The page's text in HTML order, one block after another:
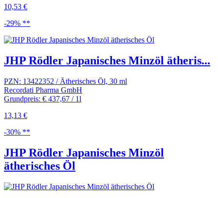
10,53 €
-29% **
JHP Rödler Japanisches Minzöl ätheris...
PZN: 13422352 / Ätherisches Öl, 30 ml
Recordati Pharma GmbH
Grundpreis: € 437,67 / 1l
13,13 €
-30% **
JHP Rödler Japanisches Minzöl
ätherisches Öl